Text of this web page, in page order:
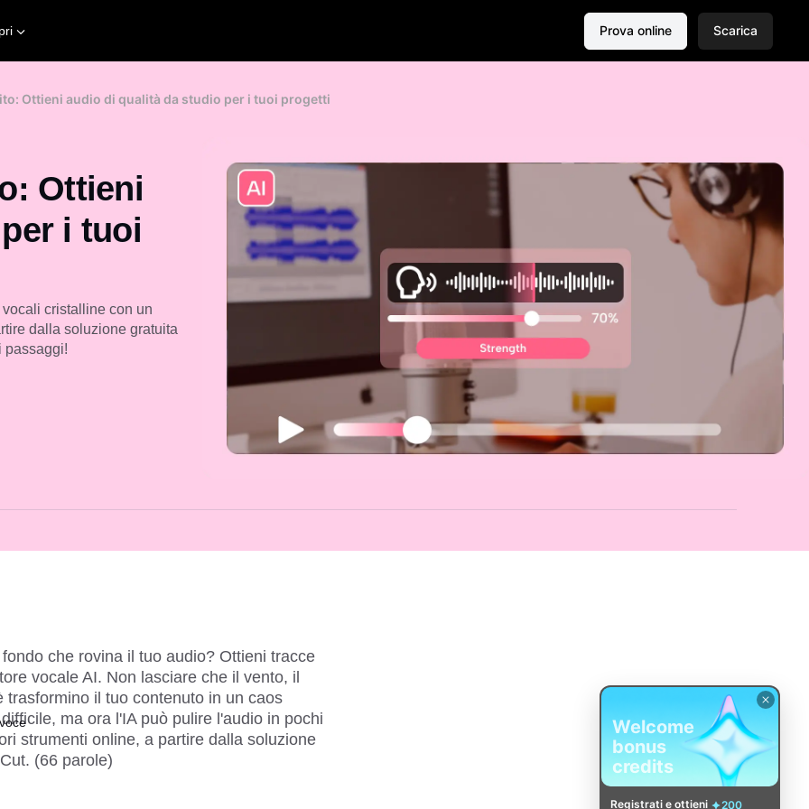
Prova online Scarica
Ottieni audio di qualità da studio per i tuoi progetti
Ottieni
i tuoi
cristalline con un
dalla soluzione gratuita
passaggi!
che rovina il tuo audio? Ottieni tracce
vocale AI. Non lasciare che il vento, il
trasformino il tuo contenuto in un caos
ma ora l'IA può pulire l'audio in pochi
strumenti online, a partire dalla soluzione
(66 parole)
Welcome
bonus
credits
Registrati e ottieni 200